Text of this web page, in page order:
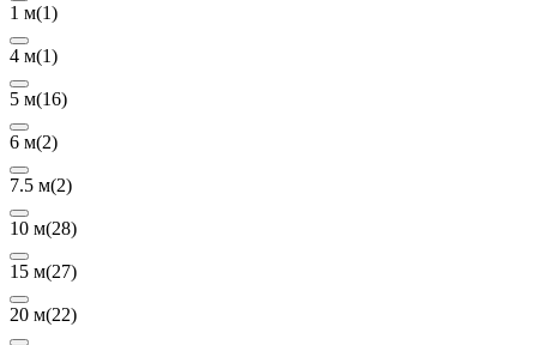
1 м(1)
4 м(1)
5 м(16)
6 м(2)
7.5 м(2)
10 м(28)
15 м(27)
20 м(22)